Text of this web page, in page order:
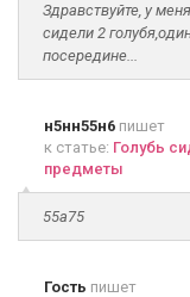
Здравствуйте, у
сидели 2
посередине...
н5нн55н6 пишет
к статье: Голубь
предметы
55а75
Гость пишет